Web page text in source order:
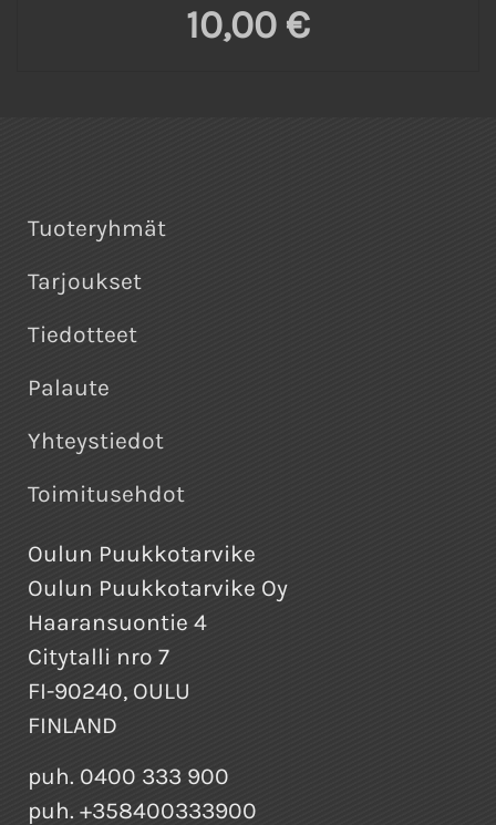
10,00 €
Tuoteryhmät
Tarjoukset
Tiedotteet
Palaute
Yhteystiedot
Toimitusehdot
Oulun Puukkotarvike
Oulun Puukkotarvike Oy
Haaransuontie 4
Citytalli nro 7
FI-90240, OULU
FINLAND
puh. 0400 333 900
puh. +358400333900